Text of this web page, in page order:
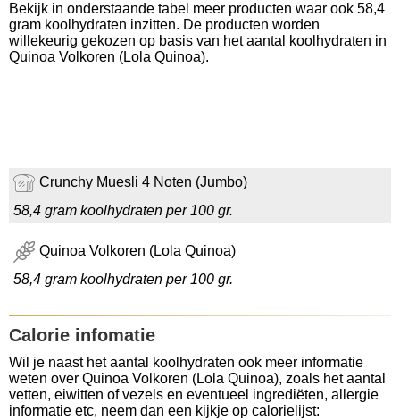
Bekijk in onderstaande tabel meer producten waar ook 58,4
gram koolhydraten inzitten. De producten worden
willekeurig gekozen op basis van het aantal koolhydraten in
Quinoa Volkoren (Lola Quinoa).
Crunchy Muesli 4 Noten (Jumbo)
58,4 gram koolhydraten per 100 gr.
Quinoa Volkoren (Lola Quinoa)
58,4 gram koolhydraten per 100 gr.
Calorie infomatie
Wil je naast het aantal koolhydraten ook meer informatie
weten over Quinoa Volkoren (Lola Quinoa), zoals het aantal
vetten, eiwitten of vezels en eventueel ingrediëten, allergie
informatie etc, neem dan een kijkje op calorielijst: